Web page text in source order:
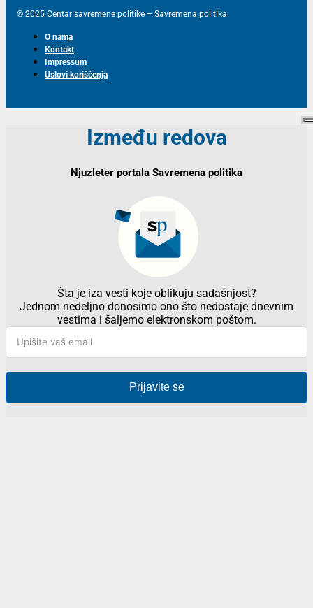
© 2025 Centar savremene politike – Savremena politika
O nama
Kontakt
Impressum
Uslovi korišćenja
Između redova
Njuzleter portala Savremena politika
Šta je iza vesti koje oblikuju sadašnjost?
Jednom nedeljno donosimo ono što nedostaje dnevnim
vestima i šaljemo elektronskom poštom.
Prijavite se